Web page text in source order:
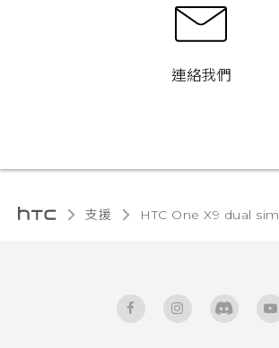
連絡我們
支援 HTC One X9 dual sim‎